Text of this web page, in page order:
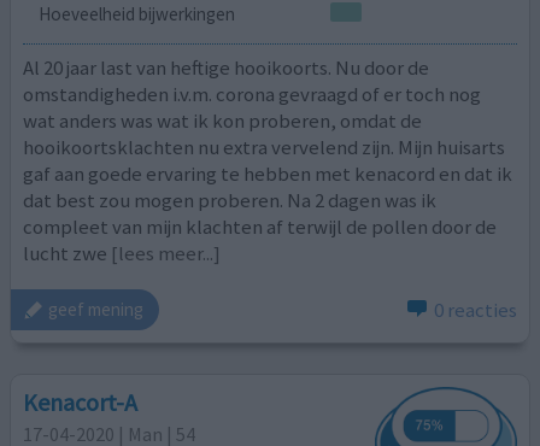
Hoeveelheid bijwerkingen
Al 20 jaar last van heftige hooikoorts. Nu door de
omstandigheden i.v.m. corona gevraagd of er toch nog
wat anders was wat ik kon proberen, omdat de
hooikoortsklachten nu extra vervelend zijn. Mijn huisarts
gaf aan goede ervaring te hebben met kenacord en dat ik
dat best zou mogen proberen. Na 2 dagen was ik
compleet van mijn klachten af terwijl de pollen door de
lucht zwe [lees meer...]
geef mening 0 reacties
Kenacort-A
17-04-2020 | Man | 54